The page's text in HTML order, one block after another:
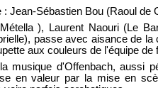
: Jean-Sébastien Bou (Raoul
), Laurent Naouri (Le
passe avec aisance de
aux couleurs de l'équipe de
musique d'Offenbach, aussi
en valeur par la mise en